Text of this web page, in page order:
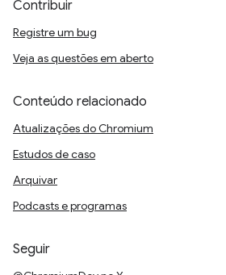
Contribuir
Registre um bug
Veja as questões em aberto
Conteúdo relacionado
Atualizações do Chromium
Estudos de caso
Arquivar
Podcasts e programas
Seguir